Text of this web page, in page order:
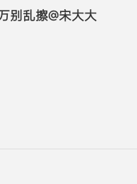
别乱擦@宋大大